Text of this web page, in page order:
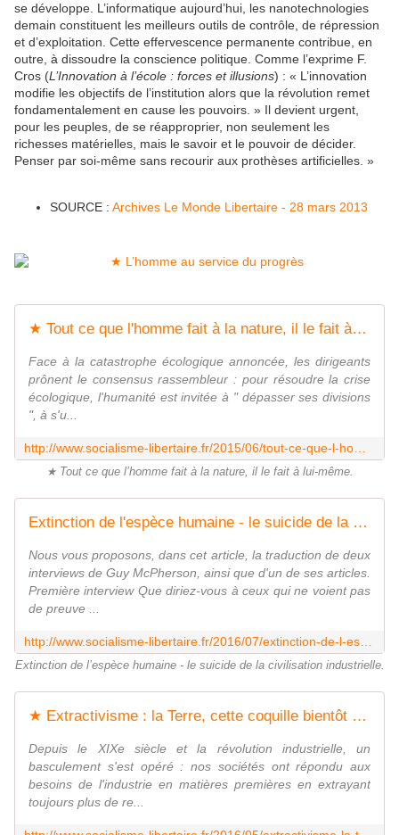
se développe. L’informatique aujourd’hui, les nanotechnologies
demain constituent les meilleurs outils de contrôle, de répression
et d’exploitation. Cette effervescence permanente contribue, en
outre, à dissoudre la conscience politique. Comme l’exprime F.
Cros (L’Innovation à l’école : forces et illusions) : « L’innovation
modifie les objectifs de l’institution alors que la révolution remet
fondamentalement en cause les pouvoirs. » Il devient urgent,
pour les peuples, de se réapproprier, non seulement les
richesses matérielles, mais le savoir et le pouvoir de décider.
Penser par soi-même sans recourir aux prothèses artificielles. »
SOURCE : Archives Le Monde Libertaire - 28 mars 2013
★ Tout ce que l'homme fait à la nature, il le fait à lui-même - Socialisme libertaire
Face à la catastrophe écologique annoncée, les dirigeants
prônent le consensus rassembleur : pour résoudre la crise
écologique, l'humanité est invitée à " dépasser ses divisions
", à s'u...
★ Tout ce que l’homme fait à la nature, il le fait à lui-même.
Extinction de l'espèce humaine - le suicide de la civilisation industrielle - Socialisme libertaire
Nous vous proposons, dans cet article, la traduction de deux
interviews de Guy McPherson, ainsi que d'un de ses articles.
Première interview Que diriez-vous à ceux qui ne voient pas
de preuve ...
Extinction de l’espèce humaine - le suicide de la civilisation industrielle.
★ Extractivisme : la Terre, cette coquille bientôt vide ? - Socialisme libertaire
Depuis le XIXe siècle et la révolution industrielle, un
basculement s'est opéré : nos sociétés ont répondu aux
besoins de l'industrie en matières premières en extrayant
toujours plus de re...